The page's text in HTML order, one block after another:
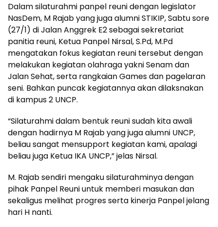
Dalam silaturahmi panpel reuni dengan legislator
NasDem, M Rajab yang juga alumni STIKIP, Sabtu sore
(27/1) di Jalan Anggrek E2 sebagai sekretariat
panitia reuni, Ketua Panpel Nirsal, S.Pd, M.Pd
mengatakan fokus kegiatan reuni tersebut dengan
melakukan kegiatan olahraga yakni Senam dan
Jalan Sehat, serta rangkaian Games dan pagelaran
seni. Bahkan puncak kegiatannya akan dilaksnakan
di kampus 2 UNCP.
“Silaturahmi dalam bentuk reuni sudah kita awali
dengan hadirnya M Rajab yang juga alumni UNCP,
beliau sangat mensupport kegiatan kami, apalagi
beliau juga Ketua IKA UNCP,” jelas Nirsal.
M. Rajab sendiri mengaku silaturahminya dengan
pihak Panpel Reuni untuk memberi masukan dan
sekaligus melihat progres serta kinerja Panpel jelang
hari H nanti.